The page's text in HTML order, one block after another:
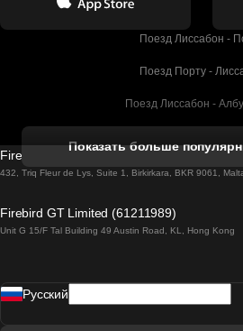
Поезд Лиссабон -
Поезд Порту -
Поезд Лиссабон -
Поезд Лиссабон -
Поезд Лиссабон -
Показать больше
Firebird GT Limited (OC 1451)
432, Triq Fleur de Lys, Suite 1, Birkirkara, BKR 9061,
Firebird GT Limited (61211989)
Unit G 15/F Tal Building 49 Austin Road, KL, Hong Kong
Pусский